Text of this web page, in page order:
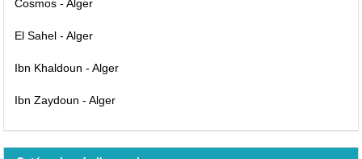
Cosmos - Alger
El Sahel - Alger
Ibn Khaldoun - Alger
Ibn Zaydoun - Alger